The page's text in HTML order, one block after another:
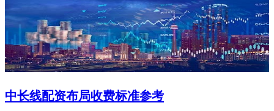
中长线配资布局收费标准参考